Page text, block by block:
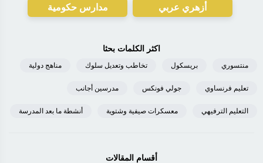
أزهري عربي مدارس حكومية
اكثر الكلمات بحثا
منتسوري بريسكول تخاطب وتعديل سلوك مناهج دولية
تعليم فرنساوي جولي فونكس مدرسين أجانب
التعليم الترفيهي معسكرات صيفية وشتوية أنشطة ما بعد المدرسة
أقسام المقالات